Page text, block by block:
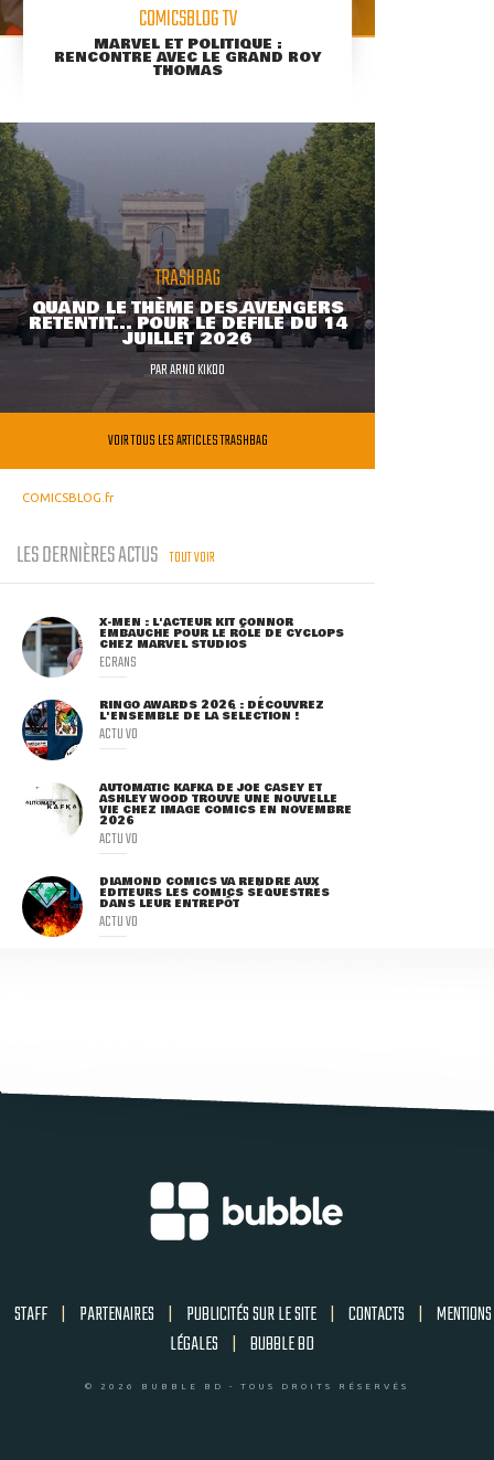
COMICSBLOG TV
MARVEL ET POLITIQUE :
RENCONTRE AVEC LE GRAND ROY
THOMAS
TRASHBAG
QUAND LE THÈME DES AVENGERS
RETENTIT... POUR LE DÉFILÉ DU 14
JUILLET 2026
PARARNO KIKOO
VOIR TOUS LES ARTICLES TRASHBAG
COMICSBLOG.fr
LES DERNIÈRES ACTUS TOUT VOIR
X-MEN : L'ACTEUR KIT CONNOR
EMBAUCHÉ POUR LE RÔLE DE CYCLOPS
CHEZ MARVEL STUDIOS
ECRANS
RINGO AWARDS 2026 : DÉCOUVREZ
L'ENSEMBLE DE LA SÉLECTION !
ACTU VO
AUTOMATIC KAFKA DE JOE CASEY ET
ASHLEY WOOD TROUVE UNE NOUVELLE
VIE CHEZ IMAGE COMICS EN NOVEMBRE
2026
ACTU VO
DIAMOND COMICS VA RENDRE AUX
ÉDITEURS LES COMICS SÉQUESTRÉS
DANS LEUR ENTREPÔT
ACTU VO
STAFF | PARTENAIRES | PUBLICITÉS SUR LE SITE | CONTACTS | MENTIONS
LÉGALES | BUBBLE BD
© 2026 BUBBLE BD - TOUS DROITS RÉSERVÉS